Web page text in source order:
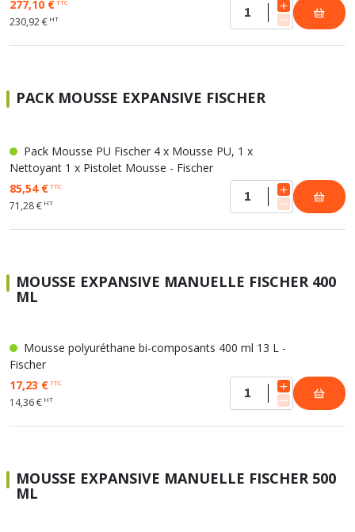
277,10 €TTC
230,92 € HT
PACK MOUSSE EXPANSIVE FISCHER
Pack Mousse PU Fischer 4 x Mousse PU, 1 x
Nettoyant 1 x Pistolet Mousse - Fischer
85,54 €TTC
71,28 € HT
MOUSSE EXPANSIVE MANUELLE FISCHER 400
ML
Mousse polyuréthane bi-composants 400 ml 13 L -
Fischer
17,23 €TTC
14,36 € HT
MOUSSE EXPANSIVE MANUELLE FISCHER 500
ML